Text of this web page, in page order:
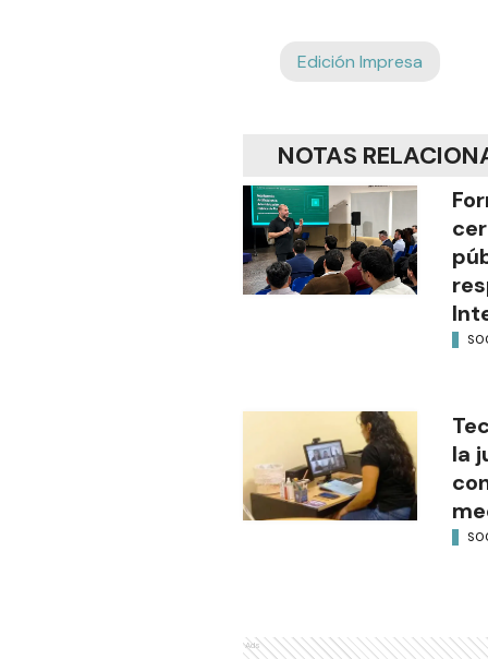
Edición Impresa
NOTAS
la
Ads